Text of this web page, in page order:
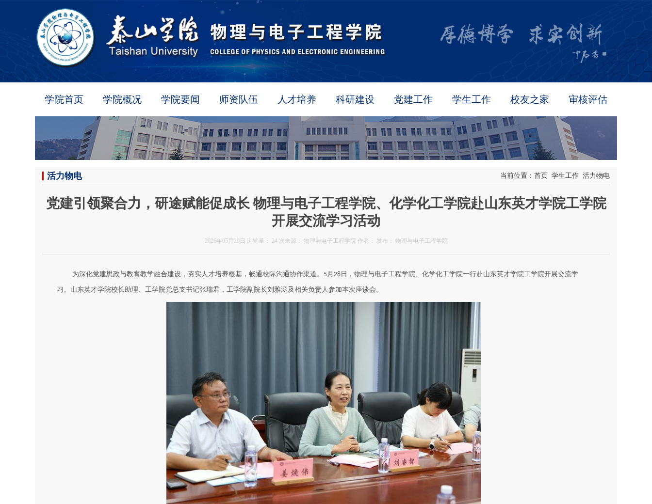
学院首页 学院概况 学院要闻 师资队伍 人才培养 科研建设 党建工作 学生工作 校友之家 审核评估
活力物电 当前位置： 首页 学生工作 活力物电
党建引领聚合力，研途赋能促成长 物理与电子工程学院、化学化工学院赴山东英才学院工学院
开展交流学习活动
2026年05月29日 浏览量： 24 次来源： 物理与电子工程学院 作者： 发布： 物理与电子工程学院
为深化党建思政与教育教学融合建设，夯实人才培养根基，畅通校际沟通协作渠道。 5月 28 日，物理与电子工程学院、化学化工学院一行赴山东英才学院工学院开展交流学
习。山东英才学院校长助理、工学院党总支书记张瑞君，工学院副院长刘雅涵及相关负责人参加本次座谈会。